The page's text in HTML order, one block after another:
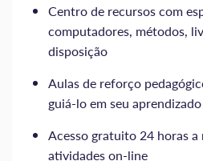
Centro de recursos com
computadores, métodos,
disposição
Aulas de reforço
guiá-lo em seu aprendizado
Acesso gratuito 24 horas
atividades on-line